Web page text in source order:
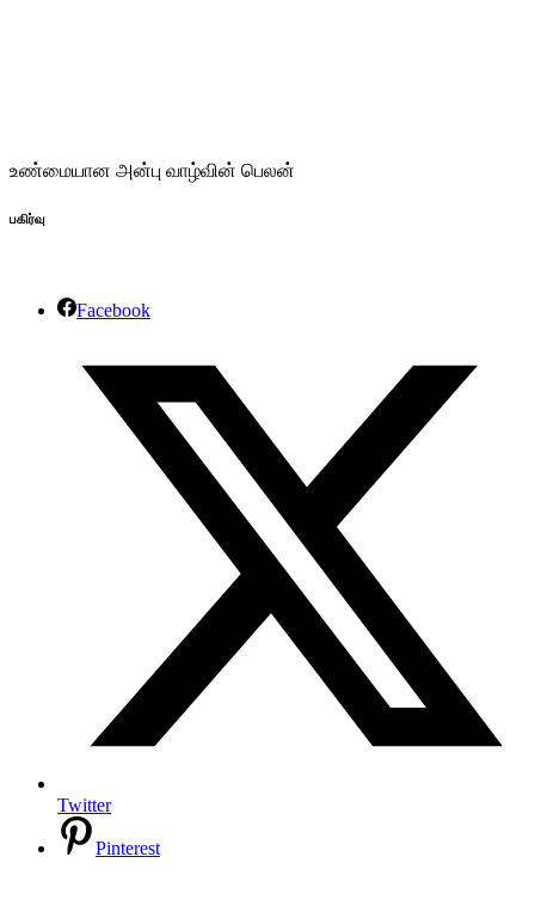
உண்மையான அன்பு வாழ்வின் பெலன்
பகிர்வு
Facebook
Twitter
Pinterest